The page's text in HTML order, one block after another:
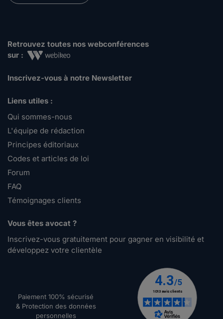
Retrouvez toutes nos webconférences
sur :
Inscrivez-vous à notre Newsletter
Liens utiles :
Qui sommes-nous
L'équipe de rédaction
Principes éditoriaux
Codes et articles de loi
Forum
FAQ
Témoignages clients
Vous êtes avocat ?
Inscrivez-vous gratuitement pour gagner en visibilité et
développez votre clientèle
Paiement 100% sécurisé
& Protection des données
personnelles